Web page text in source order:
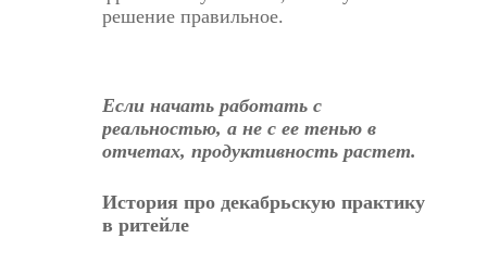
решение правильное.
Если начать работать с
реальностью, а не с ее тенью в
отчетах, продуктивность растет.
История про декабрьскую практику
в ритейле